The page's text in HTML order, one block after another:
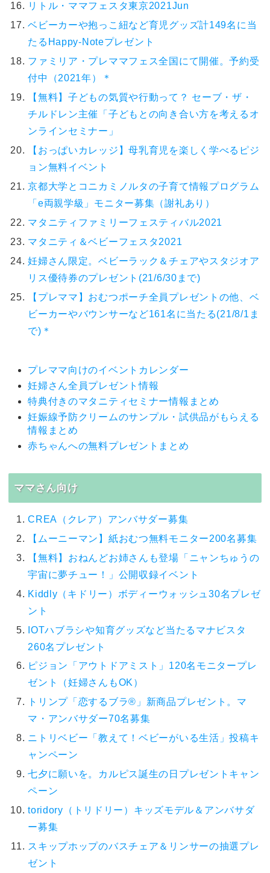
リトル・ママフェスタ東京2021Jun
ベビーカーや抱っこ紐など育児グッズ計149名に当
たるHappy-Noteプレゼント
ファミリア・プレママフェス全国にて開催。予約受
付中（2021年）＊
【無料】子どもの気質や行動って？ セーブ・ザ・
チルドレン主催「子どもとの向き合い方を考えるオ
ンラインセミナー」
【おっぱいカレッジ】母乳育児を楽しく学べるピジ
ョン無料イベント
京都大学とコニカミノルタの子育て情報プログラム
「e両親学級」モニター募集（謝礼あり）
マタニティファミリーフェスティバル2021
マタニティ＆ベビーフェスタ2021
妊婦さん限定。ベビーラック＆チェアやスタジオア
リス優待券のプレゼント(21/6/30まで)
【プレママ】おむつポーチ全員プレゼントの他、ベ
ビーカーやバウンサーなど161名に当たる(21/8/1ま
で)＊
プレママ向けのイベントカレンダー
妊婦さん全員プレゼント情報
特典付きのマタニティセミナー情報まとめ
妊娠線予防クリームのサンプル・試供品がもらえる
情報まとめ
赤ちゃんへの無料プレゼントまとめ
ママさん向け
CREA（クレア）アンバサダー募集
【ムーニーマン】紙おむつ無料モニター200名募集
【無料】おねんどお姉さんも登場「ニャンちゅうの
宇宙に夢チュー！」公開収録イベント
Kiddly（キドリー）ボディーウォッシュ30名プレゼ
ント
IOTハブラシや知育グッズなど当たるマナビスタ
260名プレゼント
ピジョン「アウトドアミスト」120名モニタープレ
ゼント（妊婦さんもOK）
トリンプ「恋するブラ®」新商品プレゼント。マ
マ・アンバサダー70名募集
ニトリベビー「教えて！ベビーがいる生活」投稿キ
ャンペーン
七夕に願いを。カルピス誕生の日プレゼントキャン
ペーン
toridory（トリドリー）キッズモデル＆アンバサダ
ー募集
スキップホップのバスチェア＆リンサーの抽選プレ
ゼント